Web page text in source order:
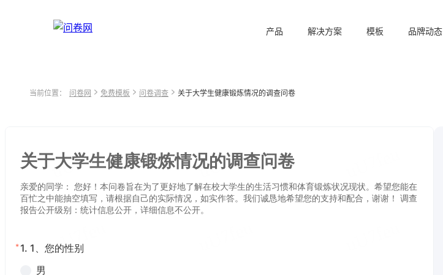
产品 解决方案 模板 品牌动态
当前位置： 问卷网 免费模板 问卷调查 关于大学生健康锻炼情况的调查问卷